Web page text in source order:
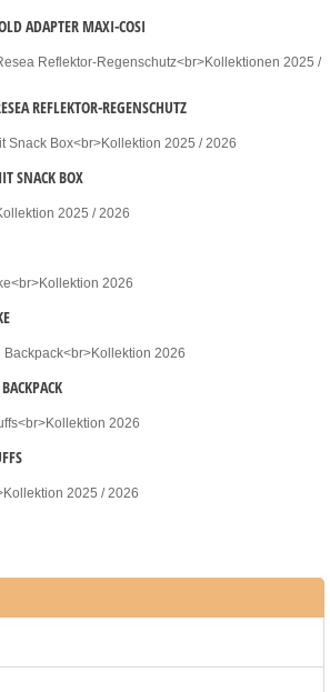
ADAPTER MAXI-COSI
REFLEKTOR-REGENSCHUTZ
SNACK BOX